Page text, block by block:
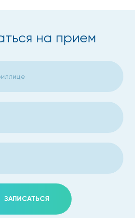
образец берется с
При проведении манипуляции
взять одновременно несколько
нужно совсем немного
исследования.
трепан-биопсия),
много биоптата, не выполняя
к универсальным.
выполняется
с наборами игл.
на прием
ЗАПИСАТЬСЯ